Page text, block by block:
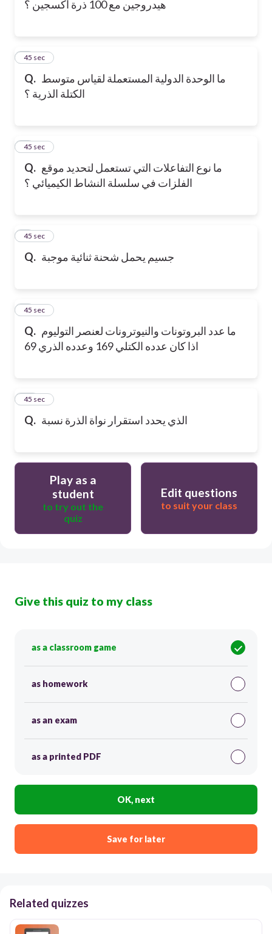
هيدروجين مع 100 ذرة اكسجين ؟
Q. ما الوحدة الدولية المستعملة لقياس متوسط
الكتلة الذرية ؟
6
45 sec
Q. ما نوع التفاعلات التي تستعمل لتحديد موقع
الفلزات في سلسلة النشاط الكيميائي ؟
7
45 sec
Q. جسيم يحمل شحنة ثنائية موجبة
8
45 sec
Q. ما عدد البروتونات والنيوترونات لعنصر التوليوم
اذا كان عدده الكتلي 169 وعدده الذري 69
9
45 sec
Q. الذي يحدد استقرار نواة الذرة نسبة
10
45 sec
Play as a
student
to try out the
quiz
Edit questions
to suit your class
Give this quiz to my class
as a classroom game
as homework
as an exam
as a printed PDF
OK, next
Save for later
Related quizzes